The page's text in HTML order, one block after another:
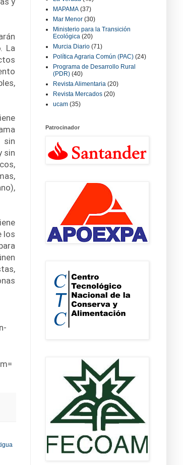
. La
sin
sin
los
MAPAMA (37)
Mar Menor (30)
Ministerio para la Transición
Ecológica (20)
Murcia Diario (71)
Política Agraria Común (PAC) (24)
Programa de Desarrollo Rural
(PDR) (40)
Revista Alimentaria (20)
Revista Mercados (20)
ucam (35)
Patrocinador